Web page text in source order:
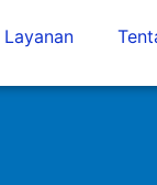
Layanan